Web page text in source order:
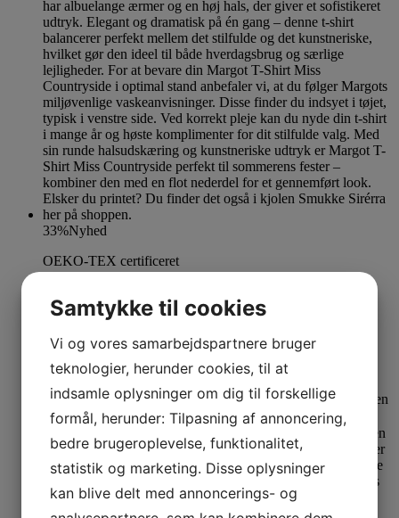
33%Nyhed
OEKO-TEX certificeret
vælges på varesiden
Margot T-Shirts Miss Countryside
449,00kr. Den oprindelige pris var: 449,00 kr..300,00
Den
aktuelle pris er: 300,00 kr..
Samtykke til cookies
Vi og vores samarbejdspartnere bruger
teknologier, herunder cookies, til at
indsamle oplysninger om dig til forskellige
formål, herunder: Tilpasning af annoncering,
bedre brugeroplevelse, funktionalitet,
statistik og marketing. Disse oplysninger
kan blive delt med annoncerings- og